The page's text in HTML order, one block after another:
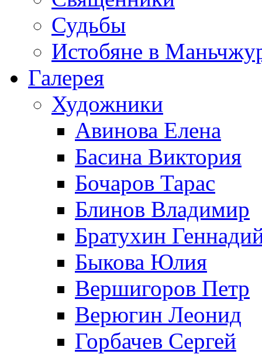
Судьбы
Истобяне в
Галерея
Художники
Авинова Елена
Басина Виктория
Бочаров Тарас
Блинов Владимир
Братухин
Быкова Юлия
Вершигоров Петр
Верюгин Леонид
Горбачев Сергей